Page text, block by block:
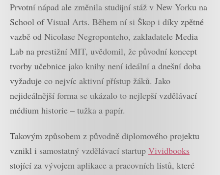
Prvotní nápad ale změnila studijní stáž v New Yorku na
School of Visual Arts. Během ní si Škop i díky zpětné
vazbě od Nicolase Negroponteho, zakladatele Media
Lab na prestižní MIT, uvědomil, že původní koncept
tvorby učebnice jako knihy není ideální a dnešní doba
vyžaduje co nejvíc aktivní přístup žáků. Jako
nejideálnější forma se ukázalo to nejlepší vzdělávací
médium historie – tužka a papír.
Takovým způsobem z původně diplomového projektu
vznikl i samostatný vzdělávací startup Vividbooks
stojící za vývojem aplikace a pracovních listů, které